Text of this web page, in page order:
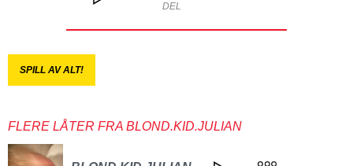
DEL
SPILL AV ALT!
FLERE LÅTER FRA BLOND.KID.JULIAN